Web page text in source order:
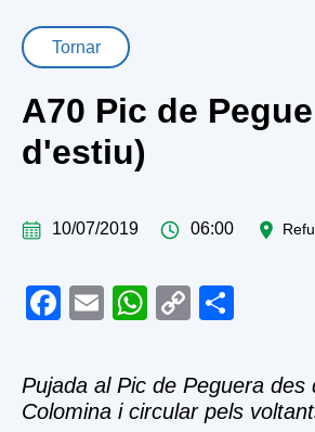
Tornar
A70 Pic de
d'estiu)
10/07/2019 06:00
Facebook
EmailWhatsApp
Copy
Pujada al Pic de Peguera des
Colomina i circular pels